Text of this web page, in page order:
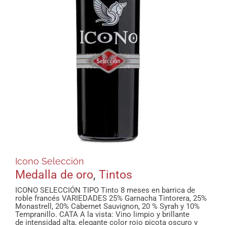
Icono Selección
Medalla de oro, Tintos
ICONO SELECCIÓN TIPO Tinto 8 meses en barrica de
roble francés VARIEDADES 25% Garnacha Tintorera, 25%
Monastrell, 20% Cabernet Sauvignon, 20 % Syrah y 10%
Tempranillo. CATA A la vista: Vino limpio y brillante
de intensidad alta, elegante color rojo picota oscuro y